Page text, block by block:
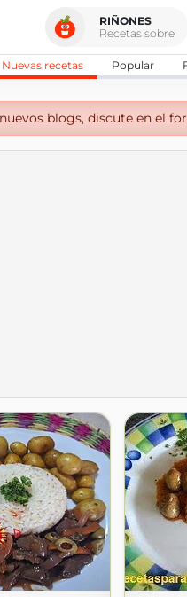
RIÑONES
Recetas sobre
Nuevas recetas Popular
blogs, discute en el